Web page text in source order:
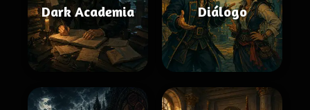
Dark Academia Diálogo